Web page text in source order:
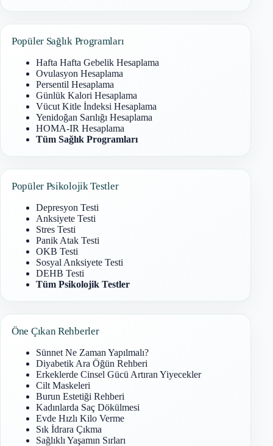
Popüler Sağlık Programları
Hafta Hafta Gebelik Hesaplama
Ovulasyon Hesaplama
Persentil Hesaplama
Günlük Kalori Hesaplama
Vücut Kitle İndeksi Hesaplama
Yenidoğan Sarılığı Hesaplama
HOMA-IR Hesaplama
Tüm Sağlık Programları
Popüler Psikolojik Testler
Depresyon Testi
Anksiyete Testi
Stres Testi
Panik Atak Testi
OKB Testi
Sosyal Anksiyete Testi
DEHB Testi
Tüm Psikolojik Testler
Öne Çıkan Rehberler
Sünnet Ne Zaman Yapılmalı?
Diyabetik Ara Öğün Rehberi
Erkeklerde Cinsel Gücü Artıran Yiyecekler
Cilt Maskeleri
Burun Estetiği Rehberi
Kadınlarda Saç Dökülmesi
Evde Hızlı Kilo Verme
Sık İdrara Çıkma
Sağlıklı Yaşamın Sırları